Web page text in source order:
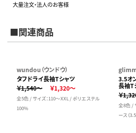
大量注文・法人のお客様
■関連商品
wundou（ウンドウ）
タフドライ長袖Tシャツ
￥1,540～
￥1,320～
全5色 / サイズ：110～XXL / ポリエステル
100%
3.5オ
長袖T
￥
全8色 /
ース（